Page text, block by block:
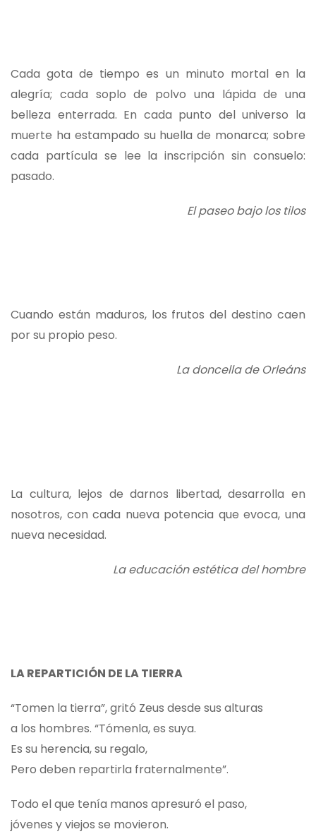
Cada gota de tiempo es un minuto mortal en la
alegría; cada soplo de polvo una lápida de una
belleza enterrada. En cada punto del universo la
muerte ha estampado su huella de monarca; sobre
cada partícula se lee la inscripción sin consuelo:
pasado.
El paseo bajo los tilos
Cuando están maduros, los frutos del destino caen
por su propio peso.
La doncella de Orleáns
La cultura, lejos de darnos libertad, desarrolla en
nosotros, con cada nueva potencia que evoca, una
nueva necesidad.
La educación estética del hombre
LA REPARTICIÓN DE LA TIERRA
“Tomen la tierra”, gritó Zeus desde sus alturas
a los hombres. “Tómenla, es suya.
Es su herencia, su regalo,
Pero deben repartirla fraternalmente”.
Todo el que tenía manos apresuró el paso,
jóvenes y viejos se movieron.